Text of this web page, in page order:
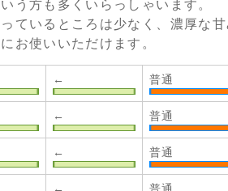
う方も多くいらっしゃいます。
ているところは少なく、濃厚な
お使いいただけます。
← 普通
← 普通
← 普通